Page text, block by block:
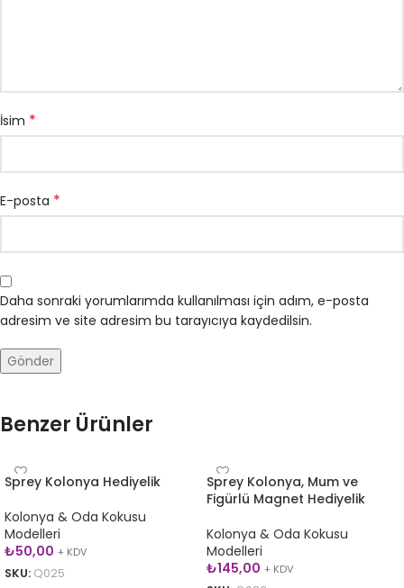
İsim *
E-posta *
Daha sonraki yorumlarımda kullanılması için adım, e-posta
adresim ve site adresim bu tarayıcıya kaydedilsin.
Benzer Ürünler
Sprey Kolonya Hediyelik
Kolonya & Oda Kokusu
Modelleri
₺50,00 + KDV
SKU: Q025
Sprey Kolonya, Mum ve
Figürlü Magnet Hediyelik
Kolonya & Oda Kokusu
Modelleri
₺145,00 + KDV